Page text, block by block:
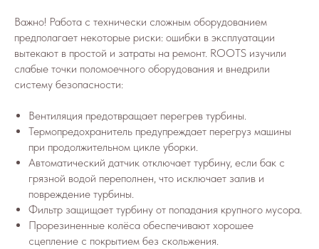
Важно! Работа с технически сложным оборудованием
предполагает некоторые риски: ошибки в эксплуатации
вытекают в простой и затраты на ремонт. ROOTS изучили
слабые точки поломоечного оборудования и внедрили
систему безопасности:
Вентиляция предотвращает перегрев турбины.
Термопредохранитель предупреждает перегруз машины
при продолжительном цикле уборки.
Автоматический датчик отключает турбину, если бак с
грязной водой переполнен, что исключает залив и
повреждение турбины.
Фильтр защищает турбину от попадания крупного мусора.
Прорезиненные колёса обеспечивают хорошее
сцепление с покрытием без скольжения.